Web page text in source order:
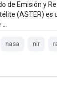
de Emisión y
(ASTER) es
nasa nir